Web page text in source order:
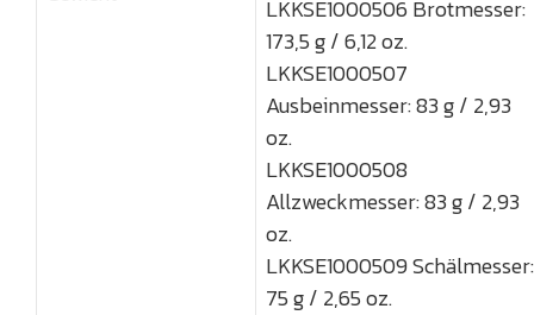
LKKSE1000506 Brotmesser:
173,5 g / 6,12 oz.
LKKSE1000507
Ausbeinmesser: 83 g / 2,93
oz.
LKKSE1000508
Allzweckmesser: 83 g / 2,93
oz.
LKKSE1000509 Schälmesser:
75 g / 2,65 oz.